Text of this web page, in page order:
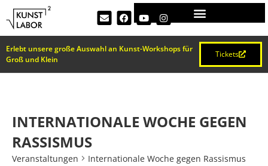
Erlebt unsere große Auswahl an Kunst-Workshops für
Groß und Klein
Tickets
INTERNATIONALE WOCHE GEGEN
RASSISMUS
Veranstaltungen Internationale Woche gegen Rassismus